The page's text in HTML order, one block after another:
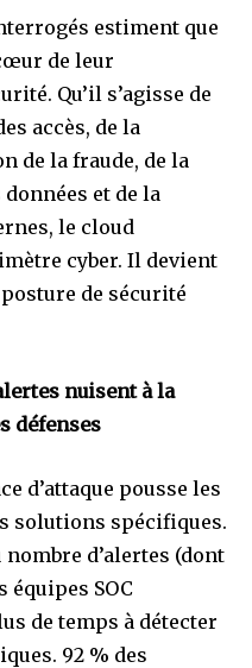
estiment que
de leur
Qu’il s’agisse de
accès, de la
de la fraude, de la
et de la
le cloud
cyber. Il devient
de sécurité
nuisent à la
défenses
d’attaque pousse les
solutions spécifiques.
d’alertes (dont
équipes SOC
de temps à détecter
92 % des